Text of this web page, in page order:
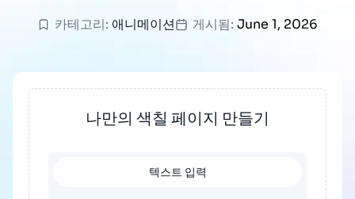
카테고리: 애니메이션 게시됨: June 1, 2026
나만의 색칠 페이지 만들기
텍스트 입력